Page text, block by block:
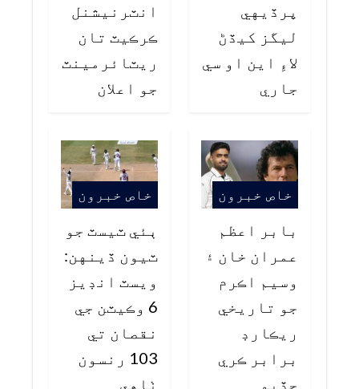
پرڏيهي
ليگز کيڏڻ
لاءِ اين او سي
جاري
انٽرنيشنل
ڪرڪيٽ تان
ريٽائرمينٽ
جو اعلان
خاص خبرون
بابر اعظم
عمران خان ۽
وسيم اڪرم
جو تاريخي
ريڪارڊ
برابر ڪري
ڇڏيو
خاص خبرون
ٻئي ٽيسٽ جو
ٽيون ڏينهن:
ويسٽ انڊيز
6 وڪيٽن جي
نقصان تي
103 رنسون
ٺاهي